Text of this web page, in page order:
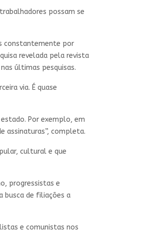
possam se
constantemente por
revelada pela revista
últimas pesquisas.
via. É quase
Por exemplo, em
assinaturas”, completa.
cultural e que
progressistas e
busca de filiações a
e comunistas nos